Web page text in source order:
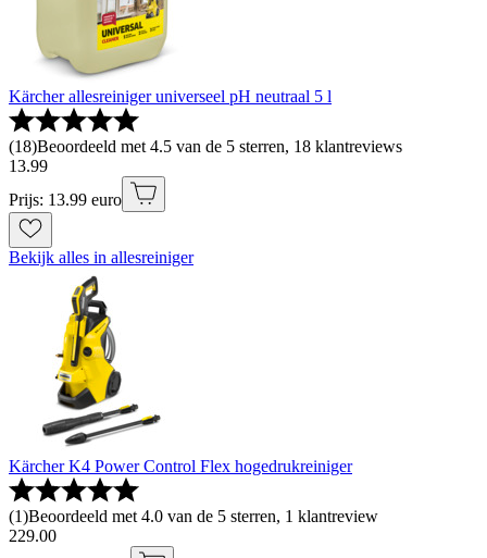
Kärcher allesreiniger universeel pH neutraal 5 l
(18)Beoordeeld met 4.5 van de 5 sterren, 18 klantreviews
13.99
Prijs: 13.99 euro
Bekijk alles in allesreiniger
Kärcher K4 Power Control Flex hogedrukreiniger
(1)Beoordeeld met 4.0 van de 5 sterren, 1 klantreview
229.00